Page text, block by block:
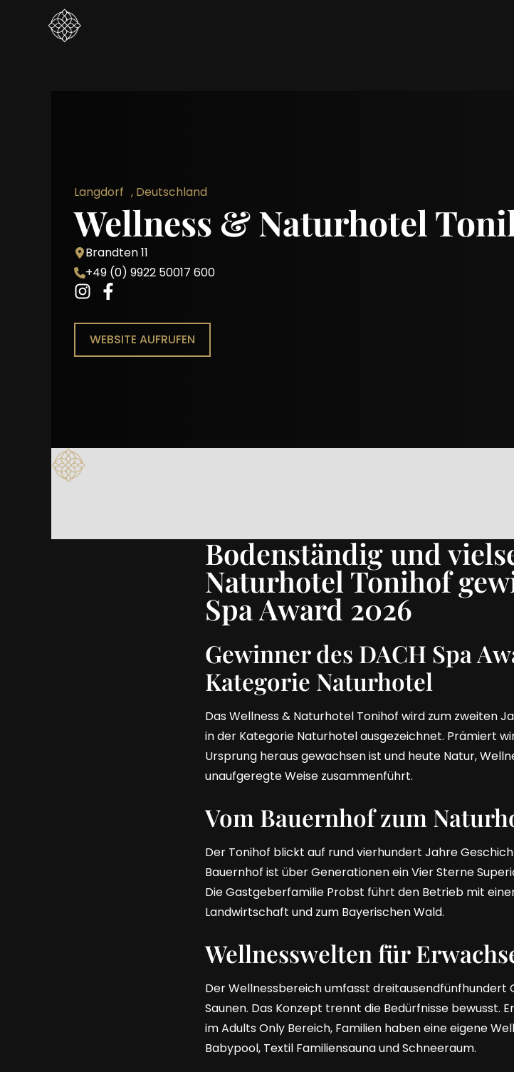
Langdorf , Deutschland
Wellness & Naturhotel
Brandten 11
+49 (0) 9922 50017 600
WEBSITE AUFRUFEN
Bodenständig und
Naturhotel Tonihof
Spa Award 2026
Gewinner des DACH Spa
Kategorie Naturhotel
Das Wellness & Naturhotel Tonihof wird zum zweiten
in der Kategorie Naturhotel ausgezeichnet. Prämiert
Ursprung heraus gewachsen ist und heute Natur,
unaufgeregte Weise zusammenführt.
Vom Bauernhof zum
Der Tonihof blickt auf rund vierhundert Jahre
Bauernhof ist über Generationen ein Vier Sterne
Die Gastgeberfamilie Probst führt den Betrieb mit
Landwirtschaft und zum Bayerischen Wald.
Wellnesswelten für
Der Wellnessbereich umfasst dreitausendfünfhundert
Saunen. Das Konzept trennt die Bedürfnisse bewusst.
im Adults Only Bereich, Familien haben eine eigene
Babypool, Textil Familiensauna und Schneeraum.